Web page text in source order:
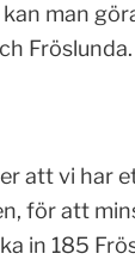
man
att vi har
för att
in 185